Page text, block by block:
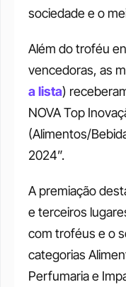
sociedade e o
Além do troféu
vencedoras, as
a lista)
NOVA Top
(Alimentos/
2024”.
A premiação
e terceiros
com troféus e o
categorias
Perfumaria e